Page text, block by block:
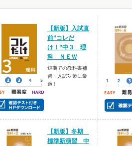
【新版】入試直
前“コレだ
け！”中３ 理
科 ＮＥＷ
短期での教科書補
習・入試対策に最
適！
【新版】冬期
標準新演習 中